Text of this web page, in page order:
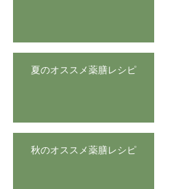
夏のオススメ薬膳レシピ
秋のオススメ薬膳レシピ